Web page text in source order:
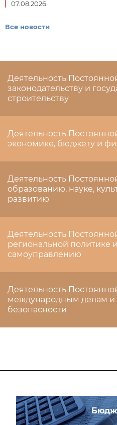
07.08.2026
Все новости
Деятельность
законодательству и
строительству
Деятельность
экономике, бюджету и
Деятельность
образованию, науке,
развитию
Деятельность
региональной политике
самоуправлению
Деятельность
международным делам и
безопасности